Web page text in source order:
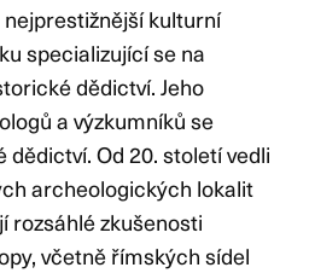
kulturní
specializující se na
dědictví. Jeho
a výzkumníků se
Od 20. století vedli
archeologických lokalit
rozsáhlé zkušenosti
včetně římských sídel